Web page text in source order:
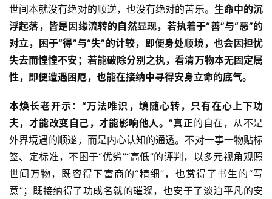
心
乐
菩
提
专
题
公
益
慈
世间本就没有绝对的顺逆，也没有绝对的苦乐。 生命中的沉
浮起落，皆是因缘流转的自然显现，若执着于“善”与“恶”的
对立，困于“得”与“失”的计较，即便身处顺境，也会因担忧
失去而惶惶不安；若能破除分别之执，看清万物本无固定属
性，即便遭遇困厄，也能在接纳中寻得安身立命的底气。
本焕长老开示：“万法唯识，境随心转，只有在心上下功
夫，才能改变自己，才能影响他人。”真正的自在，从不是
外界境遇的顺遂，而是内心认知的通透。不对一事一物贴标
签、定标准，不困于“优劣”“高低”的评判，以多元视角观照
世间万物，既容得下富商的“精细”，也赏得了书生的“写
意”；既接纳得了功成名就的璀璨，也安于了淡泊平凡的安